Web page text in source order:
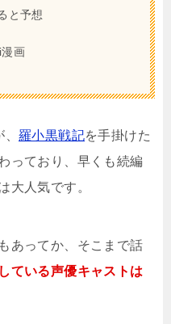
と予想
画
羅小黒戦記を手掛けた
っており、早くも続編
大人気です。
あってか、そこまで話
ている声優キャストは